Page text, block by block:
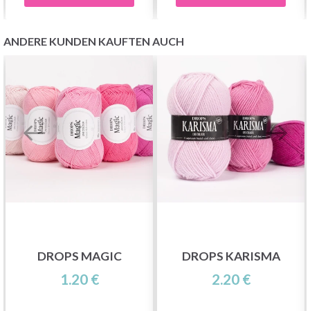
ANDERE KUNDEN KAUFTEN AUCH
DROPS MAGIC
1.20 €
DROPS KARISMA
2.20 €